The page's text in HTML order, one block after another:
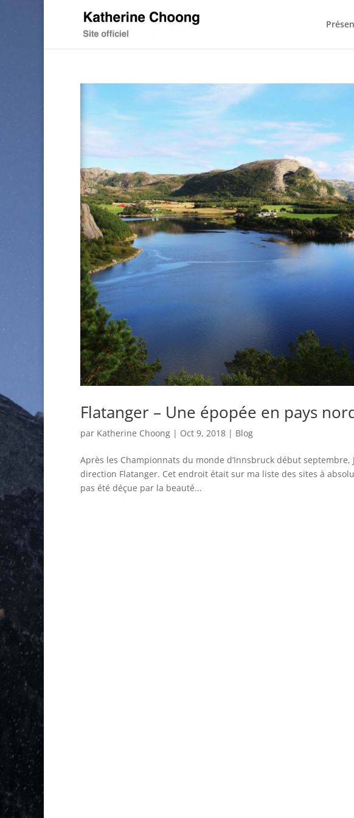
Flatanger – Une épopée en pays
par Katherine Choong | Oct 9, 2018 | Blog
Après les Championnats du monde d’Innsbruck début
direction Flatanger. Cet endroit était sur ma liste des sites à
pas été déçue par la beauté...